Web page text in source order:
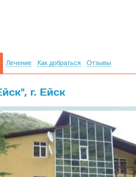
Лечение Как добраться Отзывы
г. Ейск